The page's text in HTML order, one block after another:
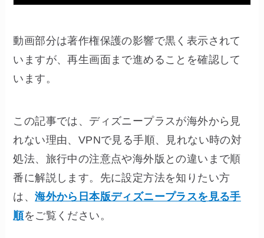
動画部分は著作権保護の影響で黒く表示されて
いますが、再生画面まで進めることを確認して
います。
この記事では、ディズニープラスが海外から見
れない理由、VPNで見る手順、見れない時の対
処法、旅行中の注意点や海外版との違いまで順
番に解説します。先に設定方法を知りたい方
は、海外から日本版ディズニープラスを見る手
順をご覧ください。